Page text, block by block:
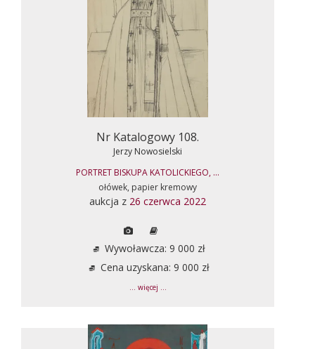
Nr Katalogowy 108.
Jerzy Nowosielski
PORTRET BISKUPA KATOLICKIEGO, ...
ołówek, papier kremowy
aukcja z 26 czerwca 2022
Wywoławcza: 9 000 zł
Cena uzyskana: 9 000 zł
... więcej ...